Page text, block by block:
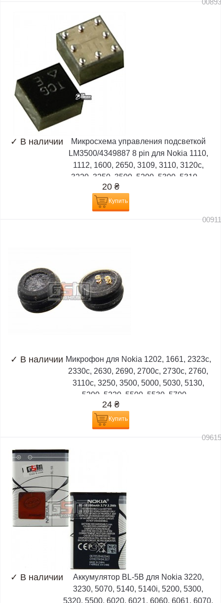
✓ В наличии
Микросхема управления подсветкой
LM3500/4349887 8 pin для Nokia 1110,
1112, 1600, 2650, 3109, 3110, 3120c,
3220, 3250, 3500, 5200, 5300, 5310,...
20 ₴
Купить
✓ В наличии Микрофон для Nokia 1202, 1661, 2323c,
2330c, 2630, 2690, 2700c, 2730c, 2760,
3110c, 3250, 3500, 5000, 5030, 5130,
5200, 5220, 5500, 5530, 5700,...
24 ₴
Купить
✓ В наличии
Аккумулятор BL-5B для Nokia 3220,
3230, 5070, 5140, 5140i, 5200, 5300,
5320, 5500, 6020, 6021, 6060, 6061, 6070,